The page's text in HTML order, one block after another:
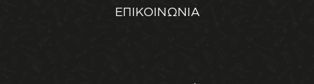
ΕΠΙΚΟΙΝΩΝΙΑ